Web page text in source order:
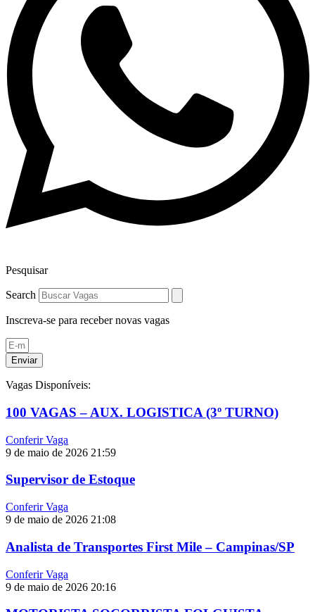
Pesquisar
Search
Inscreva-se para receber novas vagas
Enviar
Vagas Disponíveis:
100 VAGAS – AUX. LOGISTICA (3º TURNO)
Conferir Vaga
9 de maio de 2026 21:59
Supervisor de Estoque
Conferir Vaga
9 de maio de 2026 21:08
Analista de Transportes First Mile – Campinas/SP
Conferir Vaga
9 de maio de 2026 20:16